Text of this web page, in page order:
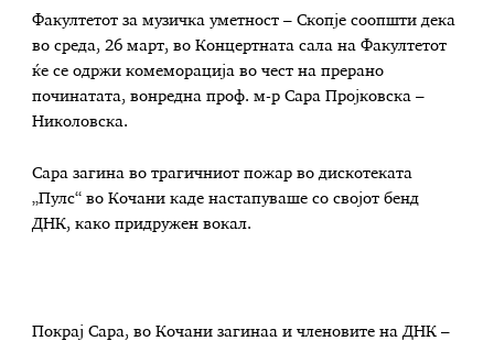
Факултетот за музичка уметност – Скопје соопшти дека
во среда, 26 март, во Концертната сала на Факултетот
ќе се одржи комеморација во чест на прерано
починатата, вонредна проф. м-р Сара Пројковска –
Николовска.
Сара загина во трагичниот пожар во дискотеката
„Пулс“ во Кочани каде настапуваше со својот бенд
ДНК, како придружен вокал.
Покрај Сара, во Кочани загинаа и членовите на ДНК –